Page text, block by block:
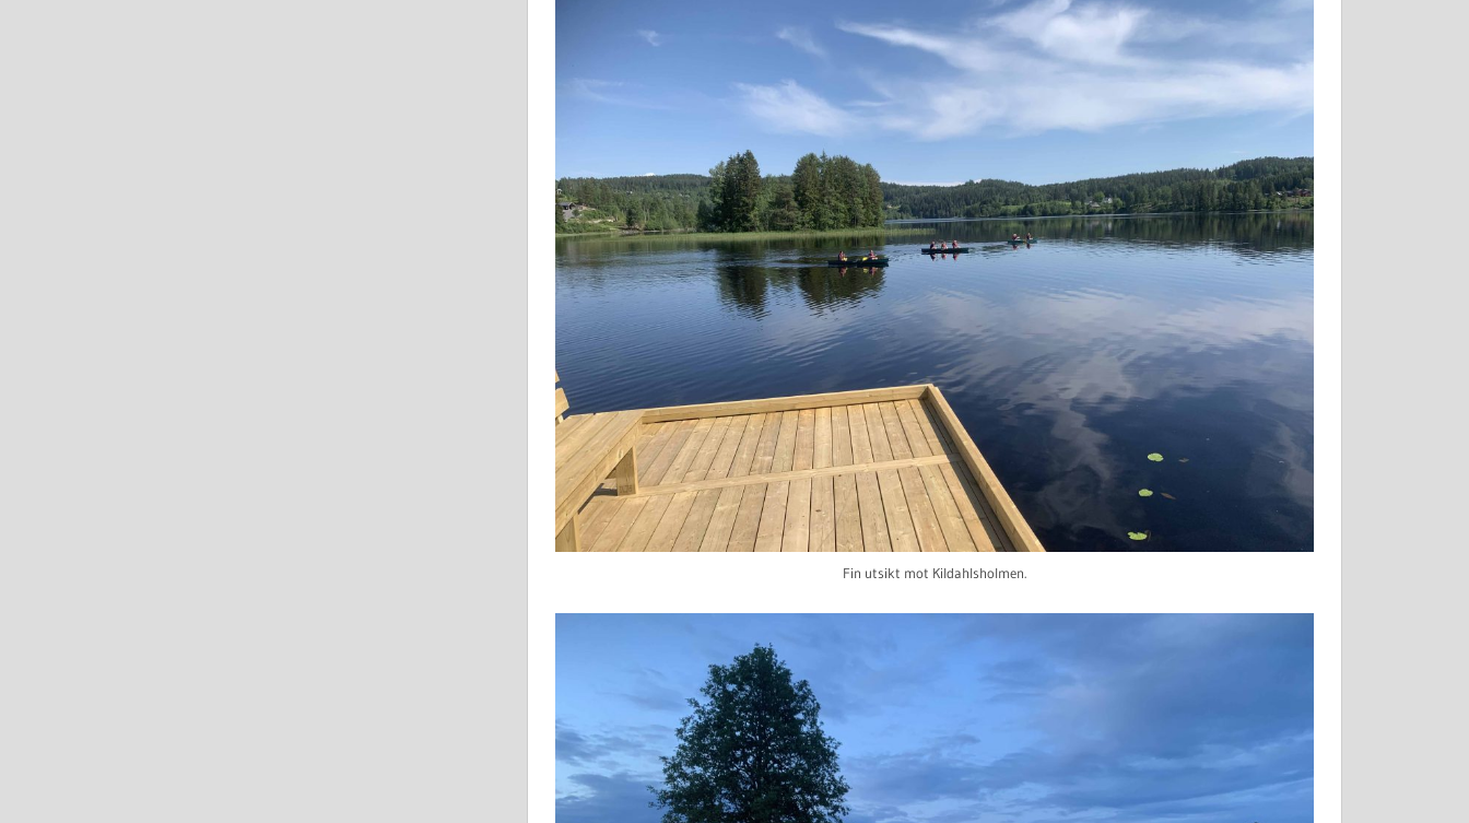
Fin utsikt mot Kildahlsholmen.